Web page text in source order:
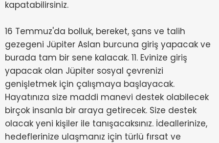
kapatabilirsiniz.
16 Temmuz'da bolluk, bereket, şans ve talih
gezegeni Jüpiter Aslan burcuna giriş yapacak ve
burada tam bir sene kalacak. 11. Evinize giriş
yapacak olan Jüpiter sosyal çevrenizi
genişletmek için çalışmaya başlayacak.
Hayatınıza size maddi manevi destek olabilecek
birçok insanla bir araya getirecek. Size destek
olacak yeni kişiler ile tanışacaksınız. İdeallerinize,
hedeflerinize ulaşmanız için türlü fırsat ve